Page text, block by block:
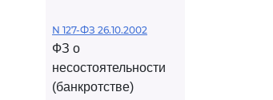
N 127-ФЗ 26.10.2002
ФЗ о
несостоятельности
(банкротстве)